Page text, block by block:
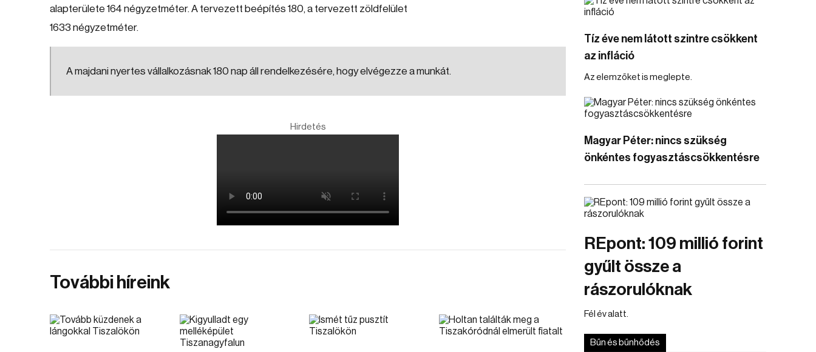
alapterülete 164 négyzetméter. A tervezett beépítés 180, a tervezett zöldfelület
1633 négyzetméter.
A majdani nyertes vállalkozásnak 180 nap áll rendelkezésére, hogy elvégezze a munkát.
Hirdetés
További híreink
Tíz éve nem látott szintre csökkent
az infláció
Az elemzőket is meglepte.
Magyar Péter: nincs szükség
önkéntes fogyasztáscsökkentésre
REpont: 109 millió forint
gyűlt össze a
rászorulóknak
Fél év alatt.
Bűn és bűnhődés